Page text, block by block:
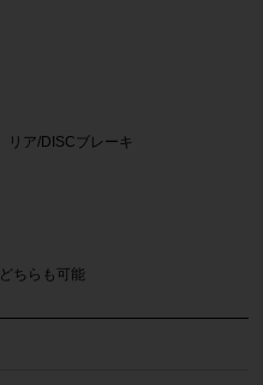
リア/DISCブレーキ
ちらも可能